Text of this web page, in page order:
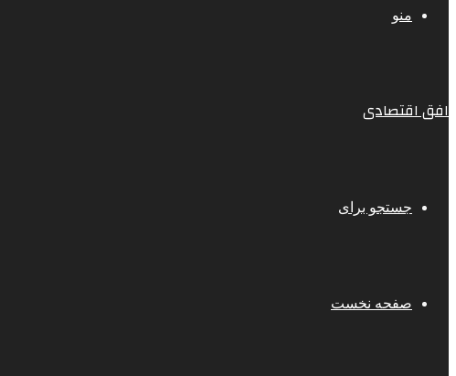
منو
افق اقتصادی
جستجو برای
صفحه نخست